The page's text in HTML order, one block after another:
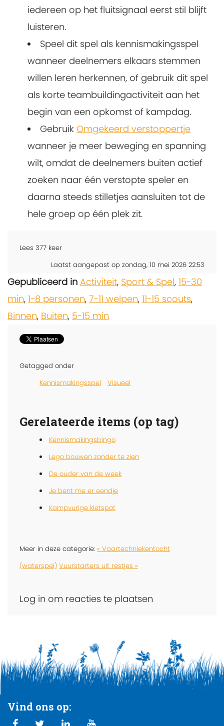
iedereen op het fluitsignaal eerst stil blijft
luisteren.
Speel dit spel als kennismakingsspel
wanneer deelnemers elkaars stemmen
willen leren herkennen, of gebruik dit spel
als korte teambuildingactiviteit aan het
begin van een opkomst of kampdag.
Gebruik Omgekeerd verstoppertje
wanneer je meer beweging en spanning
wilt, omdat de deelnemers buiten actief
zoeken naar één verstopte speler en
daarna steeds stilletjes aansluiten tot de
hele groep op één plek zit.
Lees 377 keer
Laatst aangepast op zondag, 10 mei 2026 22:53
Gepubliceerd in Activiteit, Sport & Spel, 15-30
min, 1-8 personen, 7-11 welpen, 11-15 scouts,
Binnen, Buiten, 5-15 min
Getagged onder
Kennismakingsspel
Visueel
Gerelateerde items (op tag)
Kennismakingsbingo
Lego bouwen zonder te zien
De ouder van de week
Je bent me er eendje
Kampvurige kletspot
Meer in deze categorie: « Vaartechniekentocht
(waterspel) Vuurstarters uit restjes »
Log in om reacties te plaatsen
Vind ons op: